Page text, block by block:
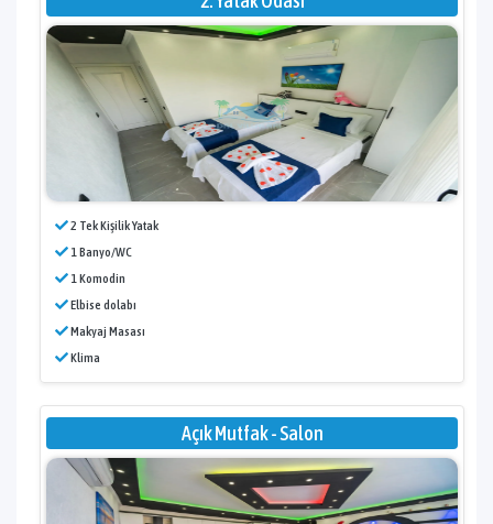
2 Tek Kişilik Yatak
1 Banyo/WC
1 Komodin
Elbise dolabı
Makyaj Masası
Klima
Açık Mutfak - Salon